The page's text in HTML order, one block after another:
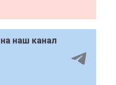
наш канал